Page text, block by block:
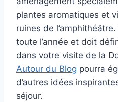
plantes aromatiques et
ruines de
toute l’année et doit
dans votre visite de la
Autour du Blog pourra
d’autres idées
séjour.